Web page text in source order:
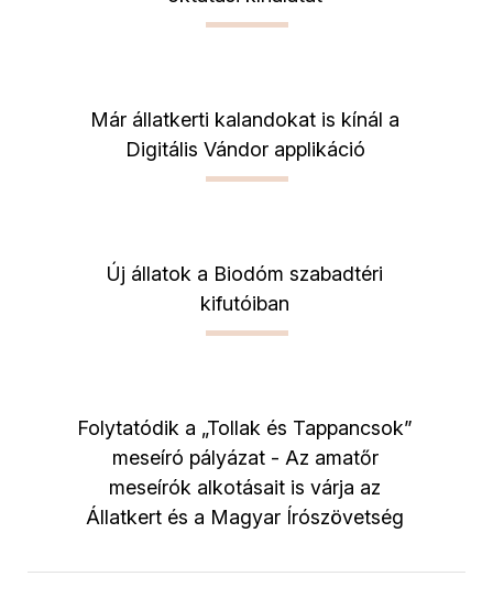
Már állatkerti kalandokat is kínál a
Digitális Vándor applikáció
Új állatok a Biodóm szabadtéri
kifutóiban
Folytatódik a „Tollak és Tappancsok”
meseíró pályázat - Az amatőr
meseírók alkotásait is várja az
Állatkert és a Magyar Írószövetség